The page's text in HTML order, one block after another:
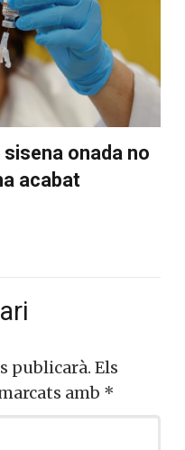
onada no
acabat
publicarà. Els
amb *